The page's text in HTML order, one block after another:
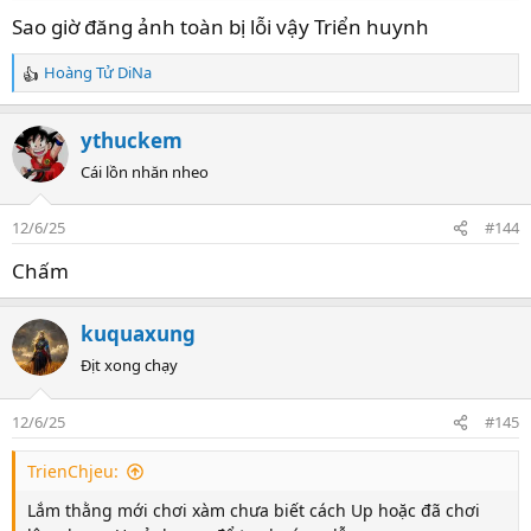
Tuy nhiên, chỉ đc Up clip có dung lượng tối đa 500MB
Đây là 1 ví dụ:
Sao giờ đăng ảnh toàn bị lỗi vậy Triển huynh
R
e
a
c
t
n
s
:
Hoàng Tử DiNa
ythuckem
Cái lồn nhăn nheo
12/6/25 #144
Chấm
kuquaxung
Địt xong chạy
12/6/25 #145
TrienChjeu:
Lắm thằng mới chơi xàm chưa biết cách Up hoặc đã chơi